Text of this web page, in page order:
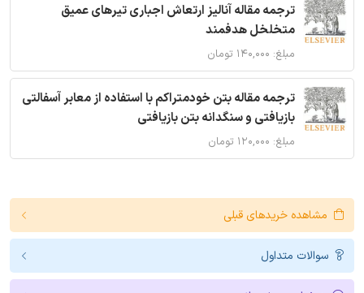
ترجمه مقاله آنالیز ارتعاش اجباری تیرهای عمیق
متخلخل هدفمند
مبلغ: ۱۴۰,۰۰۰ تومان
ترجمه مقاله بتن خودمتراکم با استفاده از معابر آسفالتی
بازیافتی و سنگدانه بتن بازیافتی
مبلغ: ۱۲۰,۰۰۰ تومان
مشاهده خریدهای قبلی
سوالات متداول